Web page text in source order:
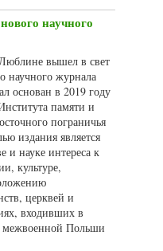
научного
вышел в свет
научного журнала
основан в 2019 году
памяти и
пограничья
издания является
и науке интереса к
культуре,
церквей и
входивших в
межвоенной Польши